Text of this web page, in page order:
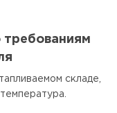
складе,